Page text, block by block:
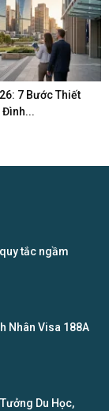
7 Bước Thiết
Đình...
tắc ngầm
Nhân Visa 188A
Du Học,